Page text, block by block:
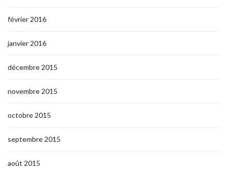
février 2016
janvier 2016
décembre 2015
novembre 2015
octobre 2015
septembre 2015
août 2015